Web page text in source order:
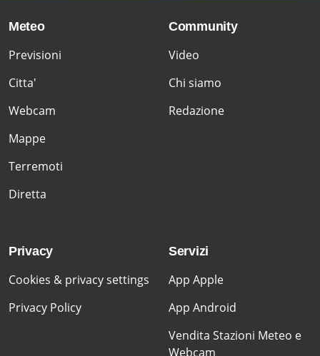
Meteo
Previsioni
Citta'
Webcam
Mappe
Terremoti
Diretta
Community
Video
Chi siamo
Redazione
Privacy
Cookies & privacy settings
Privacy Policy
Servizi
App Apple
App Android
Vendita Stazioni Meteo e
Webcam